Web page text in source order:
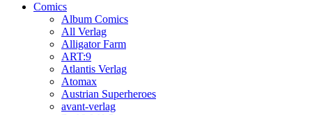
Comics
Album Comics
All Verlag
Alligator Farm
ART:9
Atlantis Verlag
Atomax
Austrian Superheroes
avant-verlag